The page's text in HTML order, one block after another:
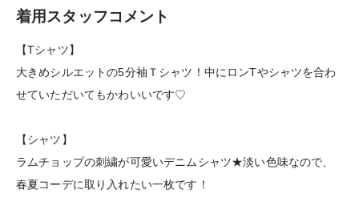
着用スタッフコメント
【Tシャツ】
大きめシルエットの5分袖Ｔシャツ！中にロンTやシャツを合わ
せていただいてもかわいいです♡
【シャツ】
ラムチョップの刺繍が可愛いデニムシャツ★淡い色味なので、
春夏コーデに取り入れたい一枚です！